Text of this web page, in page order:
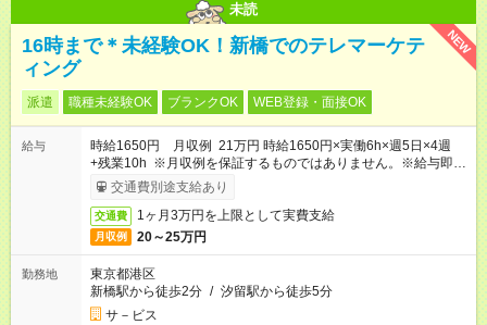
未読
NEW
16時まで＊未経験OK！新橋でのテレマーケテ
ィング
派遣 職種未経験OK ブランクOK WEB登録・面接OK
給与
時給1650円 月収例 21万円 時給1650円×実働6h×週5日×4週
+残業10h ※月収例を保証するものではありません。※給与即受
取りサービス利用可（利用条件有）
交通費別途支給あり
交通費 1ヶ月3万円を上限として実費支給
月収例 20～25万円
勤務地
東京都港区
新橋駅から徒歩2分 / 汐留駅から徒歩5分
サ－ビス